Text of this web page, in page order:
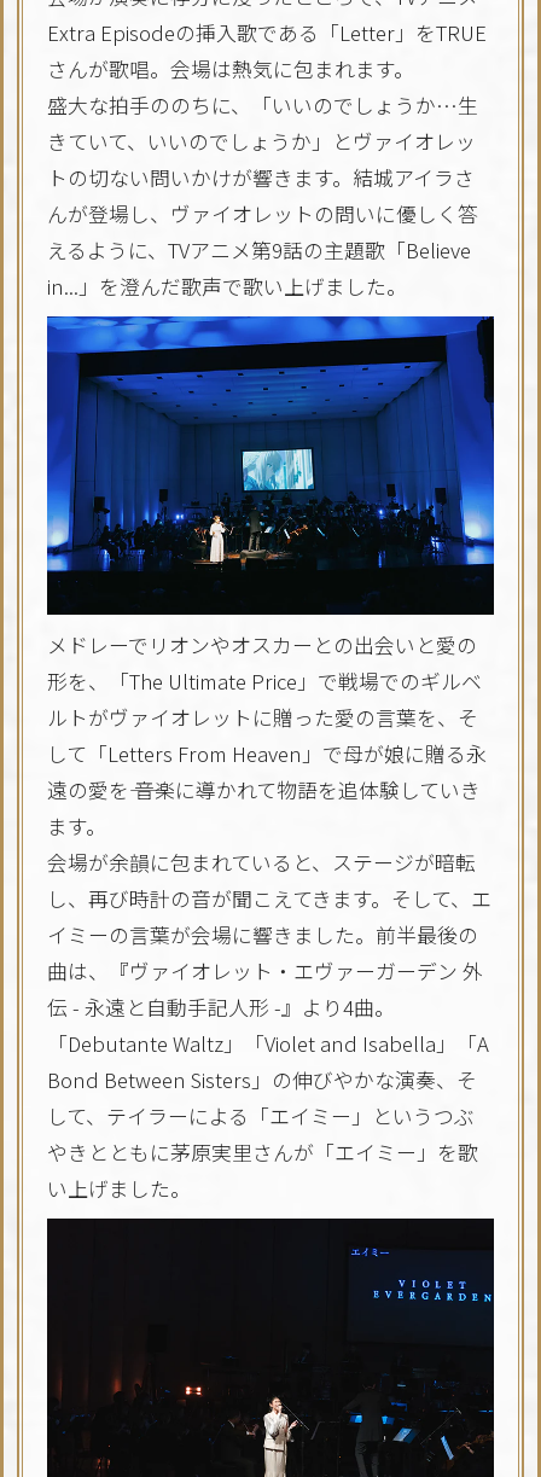
Extra Episodeの挿入歌である「Letter」をTRUE
さんが歌唱。会場は熱気に包まれます。
盛大な拍手ののちに、「いいのでしょうか…生
きていて、いいのでしょうか」とヴァイオレッ
トの切ない問いかけが響きます。結城アイラさ
んが登場し、ヴァイオレットの問いに優しく答
えるように、TVアニメ第9話の主題歌「Believe
in...」を澄んだ歌声で歌い上げました。
メドレーでリオンやオスカーとの出会いと愛の
形を、「The Ultimate Price」で戦場でのギルベ
ルトがヴァイオレットに贈った愛の言葉を、そ
して「Letters From Heaven」で母が娘に贈る永
遠の愛を―― 音楽に導かれて物語を追体験していき
ます。
会場が余韻に包まれていると、ステージが暗転
し、再び時計の音が聞こえてきます。そして、エ
イミーの言葉が会場に響きました。前半最後の
曲は、『ヴァイオレット・エヴァーガーデン 外
伝 - 永遠と自動手記人形 -』より4曲。
「Debutante Waltz」「Violet and Isabella」「A
Bond Between Sisters」の伸びやかな演奏、そ
して、テイラーによる「エイミー」というつぶ
やきとともに茅原実里さんが「エイミー」を歌
い上げました。